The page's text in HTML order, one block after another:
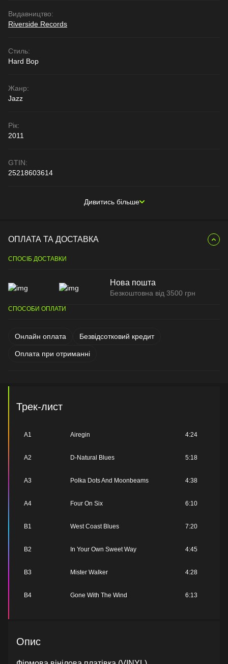
Видавництво:
Riverside Records
Стиль:
Hard Bop
Жанр:
Jazz
Рік:
2011
GTIN:
25218603614
Дивитись більше
ОПЛАТА ТА ДОСТАВКА
СПОСІБ ДОСТАВКИ
Нова пошта
Безкоштовна від 3500 грн
СПОСОБИ ОПЛАТИ
Онлайн оплата Безвідсотковий кредит
Оплата при отриманні
Трек-лист
A1 Airegin 4:24
A2 D-Natural Blues 5:18
A3 Polka Dots And Moonbeams 4:38
A4 Four On Six 6:10
B1 West Coast Blues 7:20
B2 In Your Own Sweet Way 4:45
B3 Mister Walker 4:28
B4 Gone With The Wind 6:13
Опис